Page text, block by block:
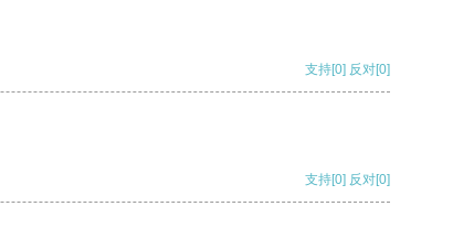
支持[0] 反对[0]
支持[0] 反对[0]